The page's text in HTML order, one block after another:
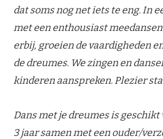
dat soms nog net iets te eng. In
met een enthousiast
erbij, groeien de vaardigheden
de dreumes. We zingen en
kinderen aanspreken. Plezier
Dans met je dreumes is
3 jaar samen met een ouder/